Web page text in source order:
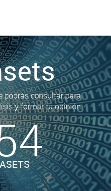
podrás consultar para
y formar tu opinión.